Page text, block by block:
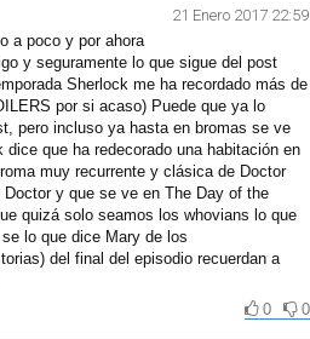
21 Enero 2017 22:59
a poco y por ahora
y seguramente lo que sigue del post
Sherlock me ha recordado más de
por si acaso) Puede que ya lo
pero incluso ya hasta en bromas se ve
dice que ha redecorado una habitación en
muy recurrente y clásica de Doctor
y que se ve en The Day of the
quizá solo seamos los whovians lo que
lo que dice Mary de los
del final del episodio recuerdan a
0
0